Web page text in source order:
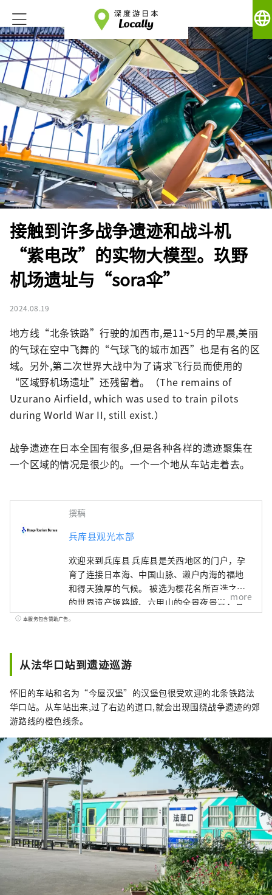
language
接触到许多战争遗迹和战斗机
“紫电改”的实物大模型。玖野
机场遗址与“sora伞”
2024.08.19
地方线“北条铁路”行驶的加西市,是11~5月的早晨,美丽
的气球在空中飞舞的“气球飞的城市加西”也是有名的区
域。另外,第二次世界大战中为了请求飞行员而使用的
“区域野机场遗址”还残留着。（The remains of
Uzurano Airfield, which was used to train pilots
during World War II, still exist.）
战争遗迹在日本全国有很多,但是各种各样的遗迹聚集在
一个区域的情况是很少的。一个一个地从车站走着去。
撰稿
兵库县观光本部
欢迎来到兵库县 兵库县是关西地区的门户，孕
育了连接日本海、中国山脉、濑户内海的福地
和得天独厚的气候。 被选为樱花名所百选之一
的世界遗产姬路城、六甲山的全景夜景等，有
许多令人惊叹的美景。 世界闻名的神户品牌
头惊喜的宝石。 有马温泉是著名的温泉，城崎
温泉曾出现在许多文学作品中。在大自然的包
围下，您可以放松身心。 淡路岛鸣门漩涡的雷
鸣声、夏季各地举办的烟火大会的动感声音
等，您可以听到令人难忘的声音。 在县内的药
草园和植物园中，四季皆有的药草和花草的温
和宜人的香气可以治愈您的身心。 享受刺激视
觉、味觉、触觉、听觉、嗅觉五种感官的兵库
新旅程。
more
本服务包含赞助广告。
从法华口站到遗迹巡游
怀旧的车站和名为“今屋汉堡”的汉堡包很受欢迎的北条铁路法
华口站。从车站出来,过了右边的道口,就会出现围绕战争遗迹的郊
游路线的橙色线条。